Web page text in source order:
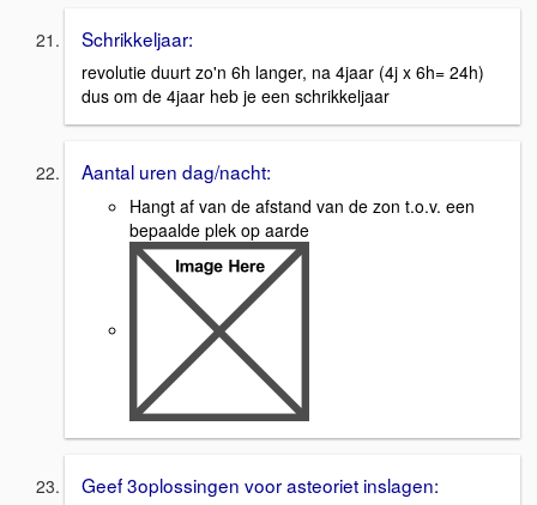
Schrikkeljaar:
revolutie duurt zo'n 6h langer, na 4jaar (4j x 6h= 24h)
dus om de 4jaar heb je een schrikkeljaar
Aantal uren dag/nacht:
Hangt af van de afstand van de zon t.o.v. een
bepaalde plek op aarde
Geef 3oplossingen voor asteoriet inslagen: